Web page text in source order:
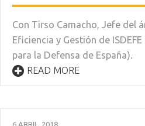
Con Tirso Camacho, Jefe del
Eficiencia y Gestión de
para la Defensa de España).
READ MORE